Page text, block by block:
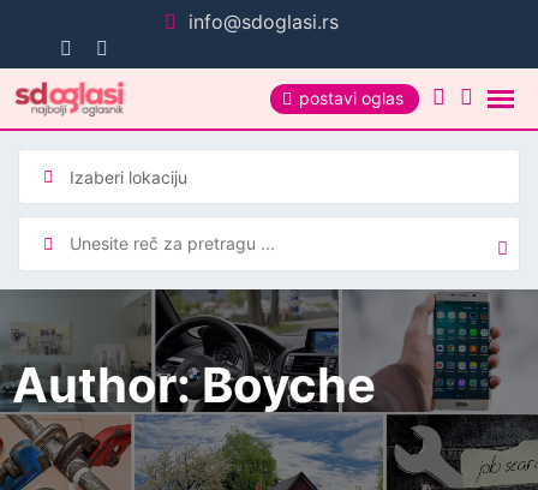
sadržaj
info@sdoglasi.rs
postavi oglas
Author: Boyche